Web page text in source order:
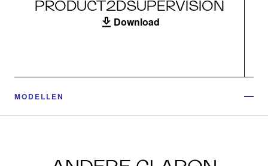
PRODUCT2DSUPERVISION
Download
MODELLEN